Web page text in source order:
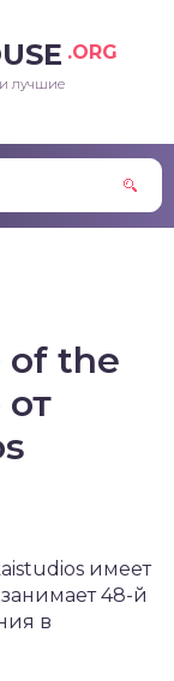
.ORG
и лучшие
of the
имеет
48-й
в